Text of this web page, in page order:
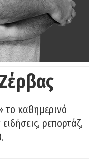
το καθημερινό
ρεπορτάζ,